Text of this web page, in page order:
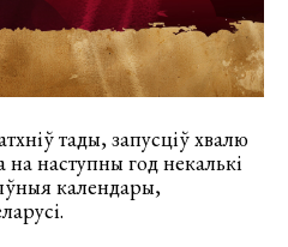
тады, запусціў хвалю
на наступны год некалькі
календары,